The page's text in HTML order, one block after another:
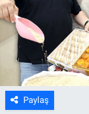
Paylaş